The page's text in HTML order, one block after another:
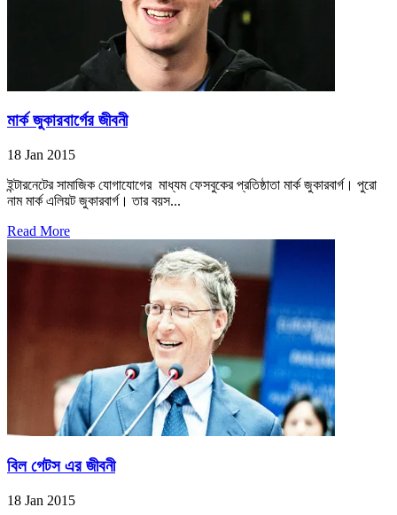
মার্ক জুকারবার্গের জীবনী
18 Jan 2015
ইন্টারনেটের সামাজিক যোগাযোগের মাধ্যম ফেসবুকের প্রতিষ্ঠাতা মার্ক জুকারবার্গ। পুরো
নাম মার্ক এলিয়ট জুকারবার্গ। তার বয়স...
Read More
বিল গেটস এর জীবনী
18 Jan 2015